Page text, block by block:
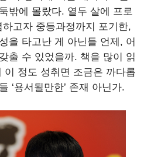
밖에 몰랐다. 열두 살에 프로
고자 중등과정까지 포기한,
을 타고난 게 아닌들 언제, 어
출 수 있었을까. 책을 많이 읽
정도 성취면 조금은 까다롭
‘용서될만한’ 존재 아닌가.